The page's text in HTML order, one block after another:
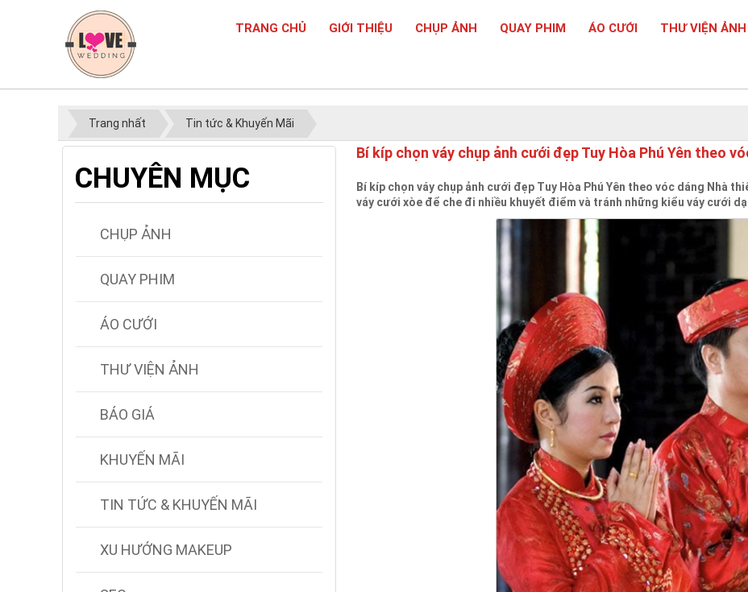
TRANG CHỦ GIỚI THIỆU CHỤP ẢNH QUAY PHIM ÁO CƯỚI THƯ VIỆN ẢNH
Trang nhất Tin tức & Khuyến Mãi
Bí kíp chọn váy chụp ảnh cưới đẹp Tuy Hòa Phú Yên theo
Bí kíp chọn váy chụp ảnh cưới đẹp Tuy Hòa Phú Yên theo vóc dáng Nhà
váy cưới xòe để che đi nhiều khuyết điểm và tránh những kiểu váy cưới
CHUYÊN MỤC
CHỤP ẢNH
QUAY PHIM
ÁO CƯỚI
THƯ VIỆN ẢNH
BÁO GIÁ
KHUYẾN MÃI
TIN TỨC & KHUYẾN MÃI
XU HƯỚNG MAKEUP